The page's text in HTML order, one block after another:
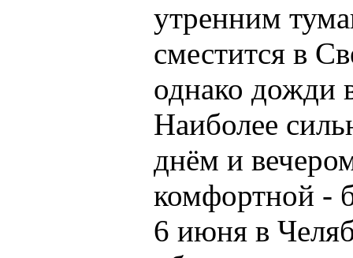
утренним
сместится в
однако дожди
Наиболее
днём и
комфортной -
6 июня в